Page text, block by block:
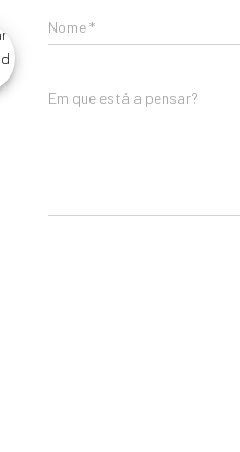
Nome*
Em que está a pensar?